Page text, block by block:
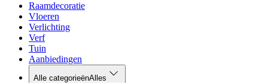
Raamdecoratie
Vloeren
Verlichting
Verf
Tuin
Aanbiedingen
Alle categorieënAlles